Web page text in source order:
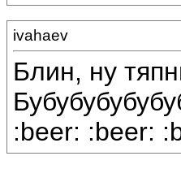
ivahaev
Блин, ну
:beer: :beer: